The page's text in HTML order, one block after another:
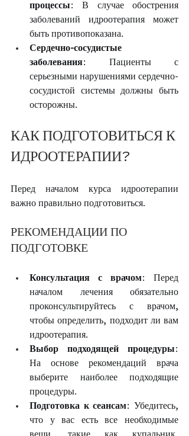
процессы: В случае обострения
заболеваний идроотерапия может
быть противопоказана.
Сердечно-сосудистые
заболевания: Пациенты с
серьезными нарушениями сердечно-
сосудистой системы должны быть
осторожны.
КАК ПОДГОТОВИТЬСЯ К
ИДРООТЕРАПИИ?
Перед началом курса идроотерапии
важно правильно подготовиться.
РЕКОМЕНДАЦИИ ПО
ПОДГОТОВКЕ
Консультация с врачом: Перед
началом лечения обязательно
проконсультируйтесь с врачом,
чтобы определить, подходит ли вам
идроотерапия.
Выбор подходящей процедуры:
На основе рекомендаций врача
выберите наиболее подходящие
процедуры.
Подготовка к сеансам: Убедитесь,
что у вас есть все необходимые